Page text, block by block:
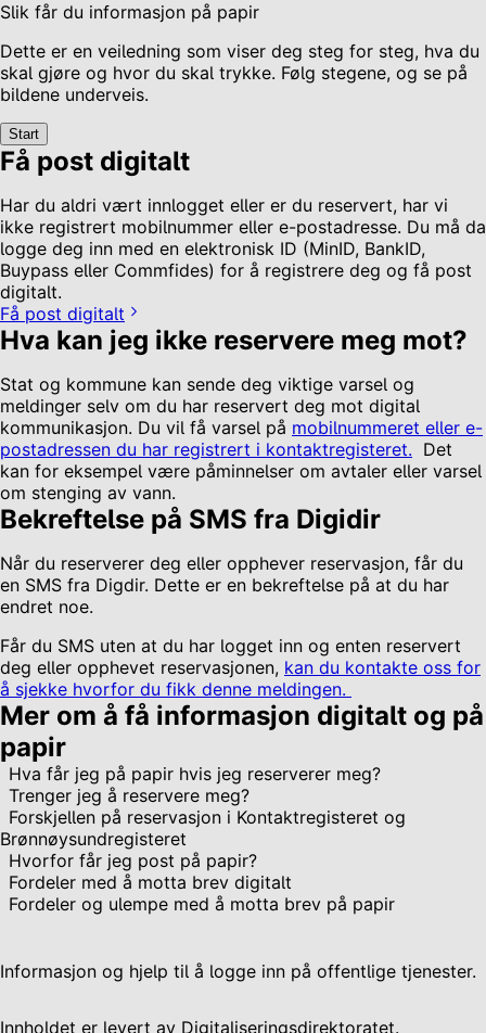
Slik får du informasjon på papir
Dette er en veiledning som viser deg steg for steg, hva du
skal gjøre og hvor du skal trykke. Følg stegene, og se på
bildene underveis.
Start
Få post digitalt
Har du aldri vært innlogget eller er du reservert, har vi
ikke registrert mobilnummer eller e-postadresse. Du må da
logge deg inn med en elektronisk ID (MinID, BankID,
Buypass eller Commfides) for å registrere deg og få post
digitalt.
Få post digitalt
Hva kan jeg ikke reservere meg mot?
Stat og kommune kan sende deg viktige varsel og
meldinger selv om du har reservert deg mot digital
kommunikasjon. Du vil få varsel på mobilnummeret eller e-
postadressen du har registrert i kontaktregisteret. Det
kan for eksempel være påminnelser om avtaler eller varsel
om stenging av vann.
Bekreftelse på SMS fra Digidir
Når du reserverer deg eller opphever reservasjon, får du
en SMS fra Digdir. Dette er en bekreftelse på at du har
endret noe.
Får du SMS uten at du har logget inn og enten reservert
deg eller opphevet reservasjonen, kan du kontakte oss for
å sjekke hvorfor du fikk denne meldingen.
Mer om å få informasjon digitalt og på
papir
Hva får jeg på papir hvis jeg reserverer meg?
Trenger jeg å reservere meg?
Forskjellen på reservasjon i Kontaktregisteret og
Brønnøysundregisteret
Hvorfor får jeg post på papir?
Fordeler med å motta brev digitalt
Fordeler og ulempe med å motta brev på papir
Informasjon og hjelp til å logge inn på offentlige tjenester.
Innholdet er levert av Digitaliseringsdirektoratet.